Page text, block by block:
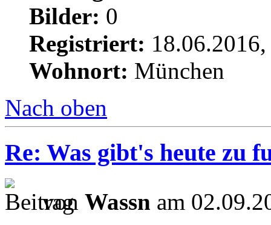
Bilder: 0
Registriert:
Wohnort: München
Nach oben
Re: Was gibt's heute zu
von Wassn am